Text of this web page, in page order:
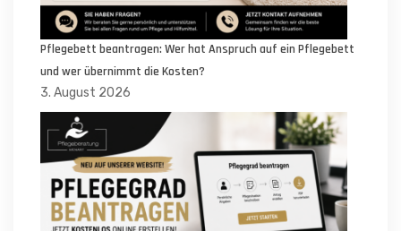
Pflegebett beantragen: Wer hat Anspruch auf ein Pflegebett
und wer übernimmt die Kosten?
3. August 2026